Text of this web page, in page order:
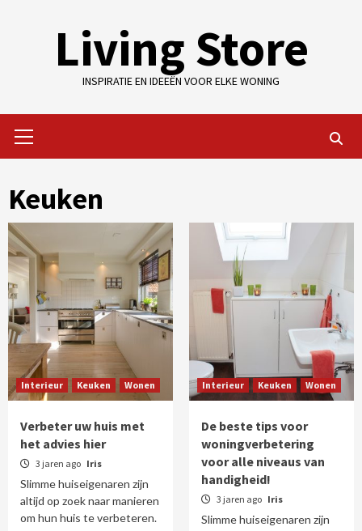
Living Store
INSPIRATIE EN IDEEËN VOOR ELKE WONING
Menu
Keuken
Interieur Keuken Wonen
Verbeter uw huis met
het advies hier
3 jaren ago Iris
Slimme huiseigenaren zijn
altijd op zoek naar manieren
om hun huis te verbeteren.
Interieur Keuken Wonen
De beste tips voor
woningverbetering
voor alle niveaus van
handigheid!
3 jaren ago Iris
Slimme huiseigenaren zijn